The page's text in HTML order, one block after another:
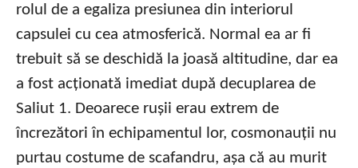
rolul de a egaliza presiunea din interiorul
capsulei cu cea atmosferică. Normal ea ar fi
trebuit să se deschidă la joasă altitudine, dar ea
a fost acționată imediat după decuplarea de
Saliut 1. Deoarece rușii erau extrem de
încrezători în echipamentul lor, cosmonauții nu
purtau costume de scafandru, așa că au murit